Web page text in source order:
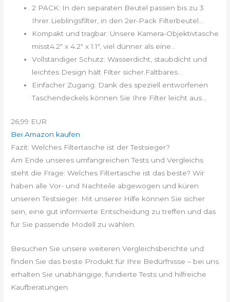
2 PACK: In den separaten Beutel passen bis zu 3
Ihrer Lieblingsfilter, in den 2er-Pack Filterbeutel...
Kompakt und tragbar: Unsere Kamera-Objektivtasche
misst4.2" x 4.2" x 1.1", viel dünner als eine...
Vollständiger Schutz: Wasserdicht, staubdicht und
leichtes Design hält Filter sicher.Faltbares...
Einfacher Zugang: Dank des speziell entworfenen
Taschendeckels können Sie Ihre Filter leicht aus...
26,99 EUR
Bei Amazon kaufen
Fazit: Welches Filtertasche ist der Testsieger?
Am Ende unseres umfangreichen Tests und Vergleichs
steht die Frage: Welches Filtertasche ist das beste? Wir
haben alle Vor- und Nachteile abgewogen und küren
unseren Testsieger. Mit unserer Hilfe können Sie sicher
sein, eine gut informierte Entscheidung zu treffen und das
für Sie passende Modell zu wählen.
Besuchen Sie unsere weiteren Vergleichsberichte und
finden Sie das beste Produkt für Ihre Bedürfnisse – bei uns
erhalten Sie unabhängige, fundierte Tests und hilfreiche
Kaufberatungen.